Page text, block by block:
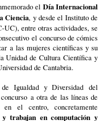
elDía Internacional
Ciencia, y desde el Instituto de
entre otras actividades, se
el concurso de cómics
a las mujeres científicas y su
Unidad de Cultura Científica y
de Cantabria.
Igualdad y Diversidad del
a otra de las líneas de
en el centro, concretamente
trabajan en computación y